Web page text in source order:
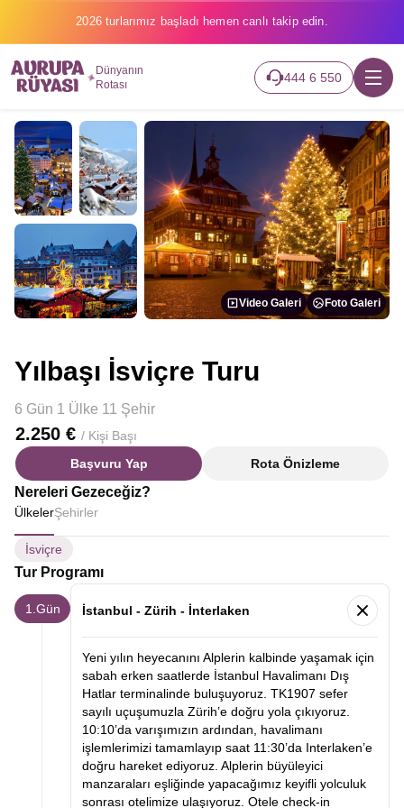
2026 turlarımız başladı hemen canlı takip edin.
Dünyanın
Rotası
444 6 550
Video Galeri Foto Galeri
Yılbaşı İsviçre Turu
6 Gün 1 Ülke 11 Şehir
2.250 € / Kişi Başı
Başvuru Yap
Rota Önizleme
Nereleri Gezeceğiz?
ÜlkelerŞehirler
İsviçre
Tur Programı
1.Gün İstanbul - Zürih - İnterlaken
Yeni yılın heyecanını Alplerin kalbinde yaşamak için
sabah erken saatlerde İstanbul Havalimanı Dış
Hatlar terminalinde buluşuyoruz. TK1907 sefer
sayılı uçuşumuzla Zürih’e doğru yola çıkıyoruz.
10:10’da varışımızın ardından, havalimanı
işlemlerimizi tamamlayıp saat 11:30’da Interlaken’e
doğru hareket ediyoruz. Alplerin büyüleyici
manzaraları eşliğinde yapacağımız keyifli yolculuk
sonrası otelimize ulaşıyoruz. Otele check-in